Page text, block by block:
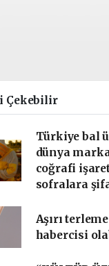
Çekebilir
Türkiye bal
dünya
coğrafi
sofralara
Aşırı
habercisi